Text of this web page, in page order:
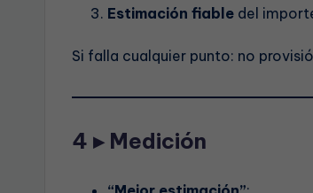
Estimación fiable del
Si falla cualquier punto: no
4 ▸ Medición